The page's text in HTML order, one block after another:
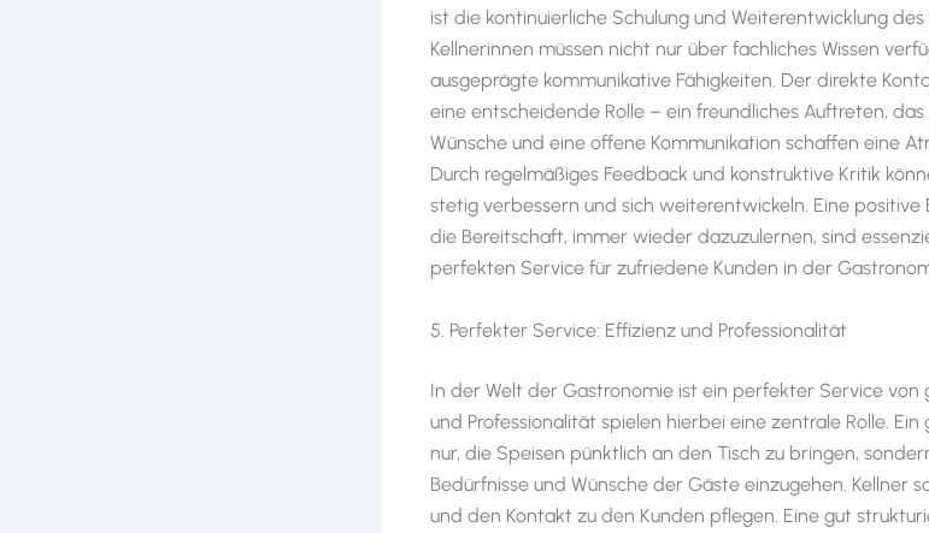
ist die kontinuierliche Schulung und Weiterentwicklung
Kellnerinnen müssen nicht nur über fachliches Wissen
ausgeprägte kommunikative Fähigkeiten. Der direkte
eine entscheidende Rolle – ein freundliches Auftreten,
Wünsche und eine offene Kommunikation schaffen eine
Durch regelmäßiges Feedback und konstruktive Kritik
stetig verbessern und sich weiterentwickeln. Eine positive
die Bereitschaft, immer wieder dazuzulernen, sind
perfekten Service für zufriedene Kunden in der
5. Perfekter Service: Effizienz und Professionalität
In der Welt der Gastronomie ist ein perfekter Service von
und Professionalität spielen hierbei eine zentrale Rolle.
nur, die Speisen pünktlich an den Tisch zu bringen,
Bedürfnisse und Wünsche der Gäste einzugehen. Kellner
und den Kontakt zu den Kunden pflegen. Eine gut